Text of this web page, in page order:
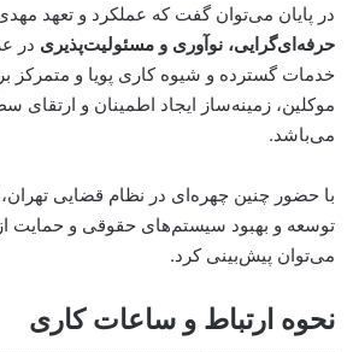
در پایان می‌توان گفت که عملکرد و تعهد
حرفه‌ای‌گرایی، نوآوری و مسئولیت‌پذیری در
خدمات گسترده و شیوه کاری پویا و متمرکز
موکلین، زمینه‌ساز ایجاد اطمینان و ارتقای
می‌باشد.
با حضور چنین چهره‌ای در نظام قضایی
توسعه و بهبود سیستم‌های حقوقی و حمایت
می‌توان پیش‌بینی کرد.
نحوه ارتباط و ساعات کاری